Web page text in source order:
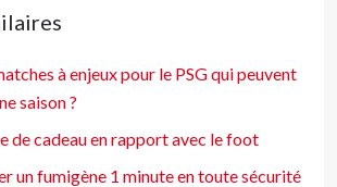
à enjeux pour le PSG qui peuvent
saison ?
de cadeau en rapport avec le foot
un fumigène 1 minute en toute sécurité